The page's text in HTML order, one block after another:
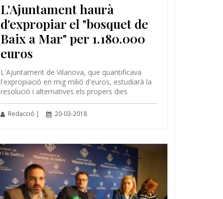
L'Ajuntament haurà
d'expropiar el "bosquet de
Baix a Mar" per 1.180.000
euros
L'Ajuntament de Vilanova, que quantificava
l'expropiació en mig milió d'euros, estudiarà la
resolució i alternatives els propers dies
Redacció | 20-03-2018